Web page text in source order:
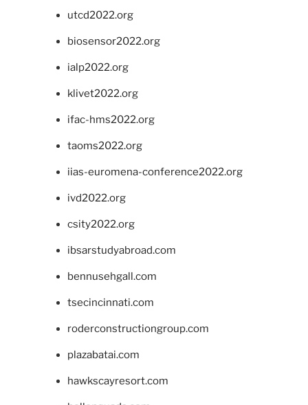
utcd2022.org
biosensor2022.org
ialp2022.org
klivet2022.org
ifac-hms2022.org
taoms2022.org
iias-euromena-conference2022.org
ivd2022.org
csity2022.org
ibsarstudyabroad.com
bennusehgall.com
tsecincinnati.com
roderconstructiongroup.com
plazabatai.com
hawkscayresort.com